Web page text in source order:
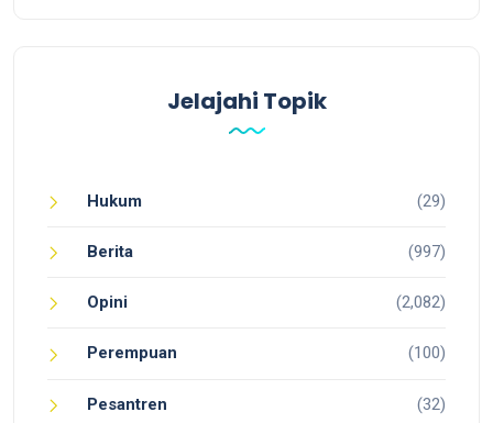
Jelajahi Topik
Hukum (29)
Berita (997)
Opini (2,082)
Perempuan (100)
Pesantren (32)